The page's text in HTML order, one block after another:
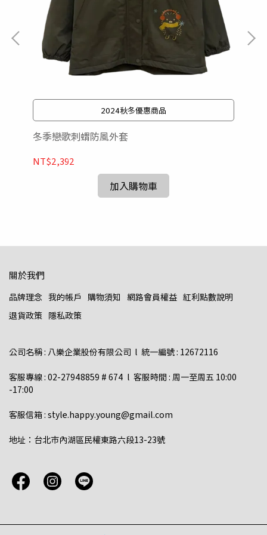
2024秋冬優惠商品
冬季戀歌刺蝟防風外套
NT$2,392
加入購物車
關於我們
品牌理念 我的帳戶 購物須知 網路會員權益 紅利點數說明
退貨政策 隱私政策
公司名稱 : 八樂企業股份有限公司  l  統一編號 : 12672116
客服專線 : 02-27948859 # 674  l  客服時間 : 周一至周五 10:00
-17:00
客服信箱 : style.happy.young@gmail.com
地址：台北市內湖區民權東路六段13-23號